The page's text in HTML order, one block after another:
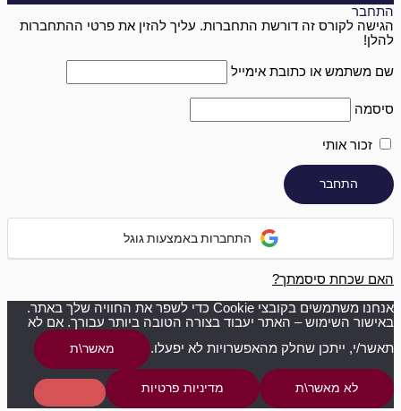
התחבר
הגישה לקורס זה דורשת התחברות. עליך להזין את פרטי ההתחברות
להלן!
שם משתמש או כתובת אימייל
סיסמה
זכור אותי
התחברות באמצעות גוגל
האם שכחת סיסמתך?
אנחנו משתמשים בקובצי Cookie כדי לשפר את החוויה שלך באתר.
באישור השימוש – האתר יעבוד בצורה הטובה ביותר עבורך. אם לא
תאשר/י, ייתכן שחלק מהאפשרויות לא יפעלו.
מאשר\ת
לא מאשר\ת מדיניות פרטיות